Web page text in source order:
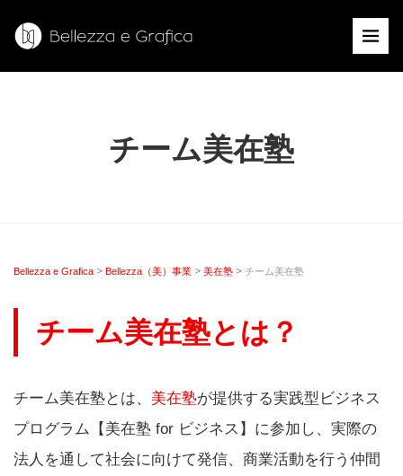
チーム美在塾
Bellezza e Grafica > Bellezza（美）事業 > 美在塾 > チーム美在塾
チーム美在塾とは？
チーム美在塾とは、 美在塾が提供する実践型ビジネス
プログラム【美在塾 for ビジネス】に参加し、実際の
法人を通して社会に向けて発信、商業活動を行う仲間